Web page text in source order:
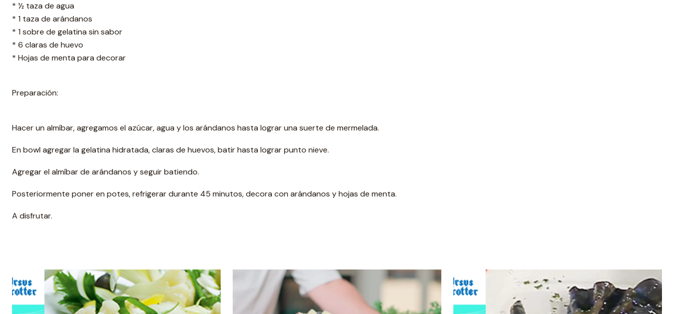
* ½ taza de agua
* 1 taza de arándanos
* 1 sobre de gelatina sin sabor
* 6 claras de huevo
* Hojas de menta para decorar
Preparación:
Hacer un almíbar, agregamos el azúcar, agua y los arándanos hasta lograr una suerte de mermelada.
En bowl agregar la gelatina hidratada, claras de huevos, batir hasta lograr punto nieve.
Agregar el almíbar de arándanos y seguir batiendo.
Posteriormente poner en potes, refrigerar durante 45 minutos, decora con arándanos y hojas de menta.
A disfrutar.